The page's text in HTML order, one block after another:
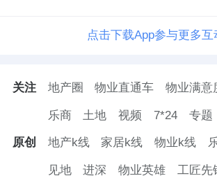
点击下载App参与更多互
关注 地产圈 物业直通车 物业满意
乐商 土地 视频 7*24 专题
原创 地产k线 家居k线 物业k线
见地 进深 物业英雄 工匠先